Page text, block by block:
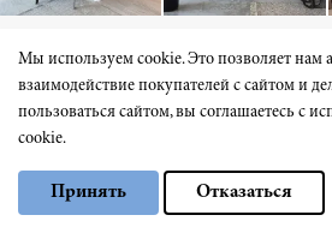
КАТАЛОГ
Входные скрытые
Мы используем cookie. Это позволяет нам
взаимодействие покупателей с сайтом и
пользоваться сайтом, вы соглашаетесь с
cookie.
Минимальные
Принять Отказаться